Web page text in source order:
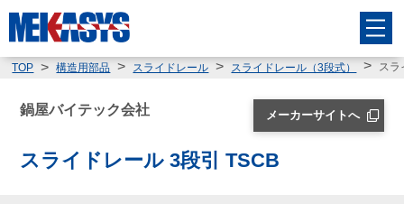
TOP 構造用部品 スライドレール スライドレール（3段式） スラ
鍋屋バイテック会社 メーカーサイトへ
スライドレール 3段引 TSCB